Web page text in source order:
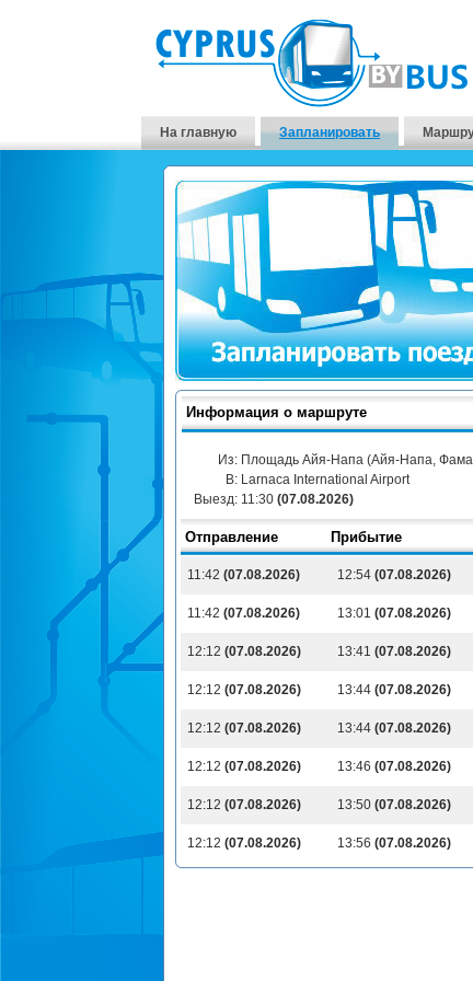
На главную Запланировать
Информация о маршруте
Из: Площадь Айя-Напа (Айя-Напа,
В: Larnaca International Airport
Выезд: 11:30 (07.08.2026)
Отправление Прибытие
11:42 (07.08.2026) 12:54 (07.08.2026)
11:42 (07.08.2026) 13:01 (07.08.2026)
12:12 (07.08.2026) 13:41 (07.08.2026)
12:12 (07.08.2026) 13:44 (07.08.2026)
12:12 (07.08.2026) 13:44 (07.08.2026)
12:12 (07.08.2026) 13:46 (07.08.2026)
12:12 (07.08.2026) 13:50 (07.08.2026)
12:12 (07.08.2026) 13:56 (07.08.2026)